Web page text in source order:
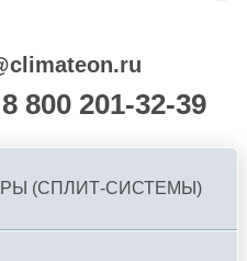
8 800 201-32-39
(СПЛИТ-СИСТЕМЫ)